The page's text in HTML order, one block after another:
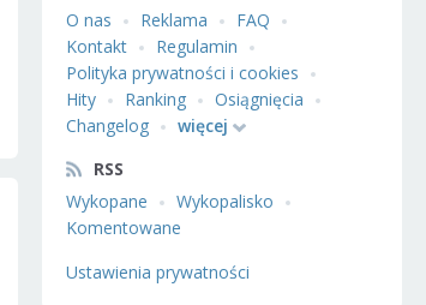
O nas
Reklama
FAQ
Kontakt
Regulamin
Polityka prywatności i cookies
Hity
Ranking
Osiągnięcia
Changelog
więcej
RSS
Wykopane
Wykopalisko
Komentowane
Ustawienia prywatności